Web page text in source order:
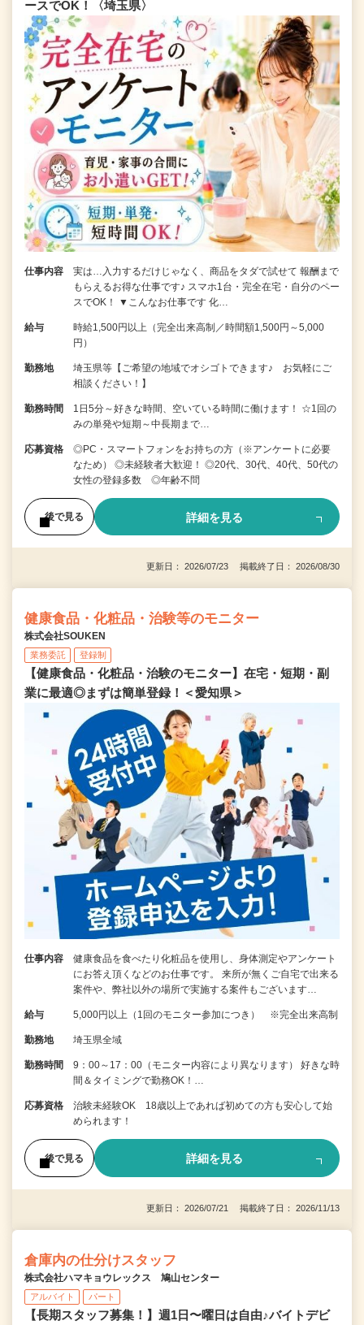
ースでOK！〈埼玉県〉
仕事内容
実は…入力するだけじゃなく、商品をタダで試せて 報酬まで
もらえるお得な仕事です♪ スマホ1台・完全在宅・自分のペー
スでOK！ ▼こんなお仕事です 化…
給与
時給1,500円以上（完全出来高制／時間額1,500円～5,000
円）
勤務地
埼玉県等【ご希望の地域でオシゴトできます♪ お気軽にご
相談ください！】
勤務時間
1日5分～好きな時間、空いている時間に働けます！ ☆1回の
みの単発や短期～中長期まで…
応募資格
◎PC・スマートフォンをお持ちの方（※アンケートに必要
なため） ◎未経験者大歓迎！ ◎20代、30代、40代、50代の
女性の登録多数 ◎年齢不問
後で見る 詳細を見る
更新日： 2026/07/23 掲載終了日： 2026/08/30
健康食品・化粧品・治験等のモニター
株式会社SOUKEN
業務委託 登録制
【健康食品・化粧品・治験のモニター】在宅・短期・副
業に最適◎まずは簡単登録！＜愛知県＞
仕事内容
健康食品を食べたり化粧品を使用し、身体測定やアンケート
にお答え頂くなどのお仕事です。 来所が無くご自宅で出来る
案件や、弊社以外の場所で実施する案件もございます…
給与 5,000円以上（1回のモニター参加につき） ※完全出来高制
勤務地 埼玉県全域
勤務時間
9：00～17：00（モニター内容により異なります） 好きな時
間＆タイミングで勤務OK！…
応募資格
治験未経験OK 18歳以上であれば初めての方も安心して始
められます！
後で見る 詳細を見る
更新日： 2026/07/21 掲載終了日： 2026/11/13
倉庫内の仕分けスタッフ
株式会社ハマキョウレックス 鳩山センター
アルバイト パート
【長期スタッフ募集！】週1日〜曜日は自由♪バイトデビ